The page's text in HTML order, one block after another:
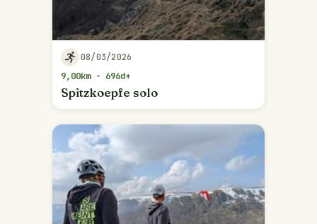
08/03/2026
9,00km - 696d+
Spitzkoepfe solo